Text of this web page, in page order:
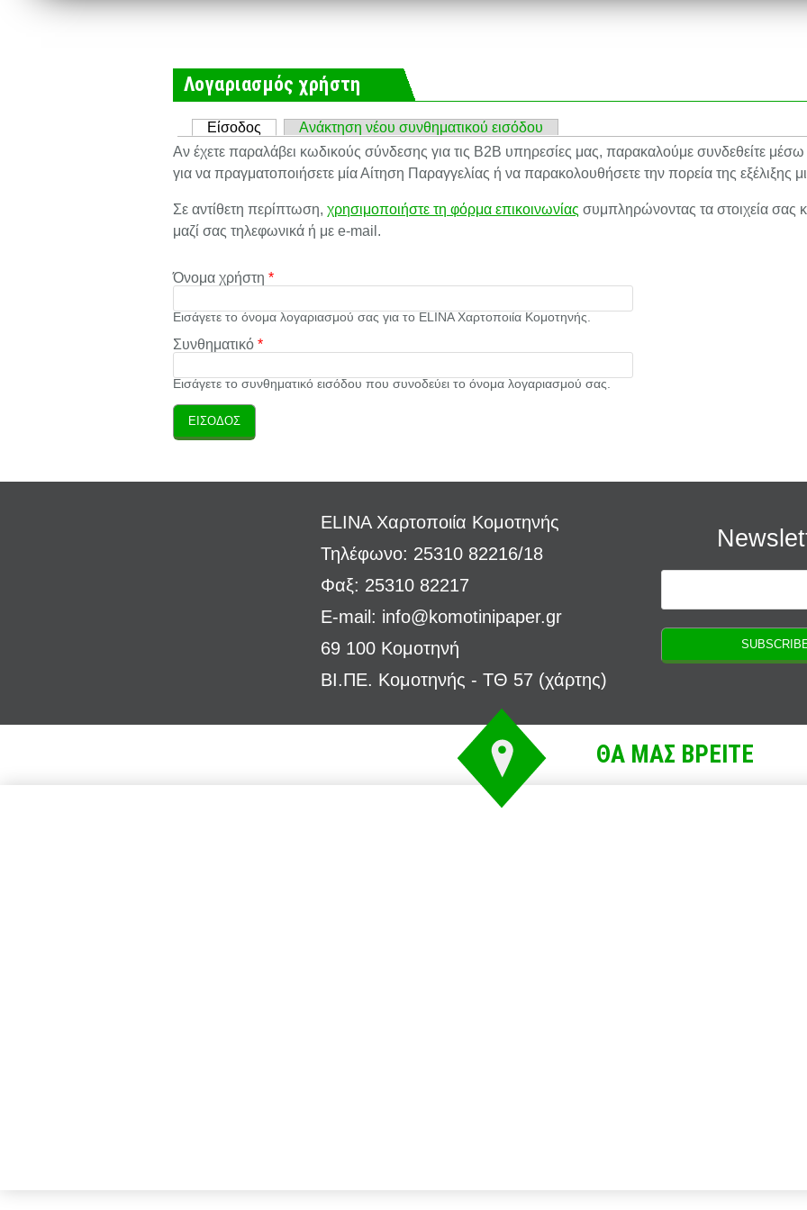
Λογαριασμός χρήστη
Πρωτεύουσες καρτέλες
Είσοδος (ενεργή καρτέλα)
Ανάκτηση νέου συνθηματικού εισόδου
Αν έχετε παραλάβει κωδικούς σύνδεσης για τις B2B υπηρεσίες μας, παρακαλούμε συνδεθείτε
για να πραγματοποιήσετε μία Αίτηση Παραγγελίας ή να παρακολουθήσετε την πορεία της εξέλιξης
Σε αντίθετη περίπτωση, χρησιμοποιήστε τη φόρμα επικοινωνίας συμπληρώνοντας τα στοιχεία σας
μαζί σας τηλεφωνικά ή με e-mail.
Όνομα χρήστη *
Εισάγετε το όνομα λογαριασμού σας για το ELINA Χαρτοποιία Κομοτηνής.
Συνθηματικό *
Εισάγετε το συνθηματικό εισόδου που συνοδεύει το όνομα λογαριασμού σας.
ELINA Χαρτοποιία Κομοτηνής
Τηλέφωνο: 25310 82216/18
Φαξ: 25310 82217
E-mail: info@komotinipaper.gr
69 100 Κομοτηνή
ΒΙ.ΠΕ. Κομοτηνής - ΤΘ 57 (χάρτης)
ΘΑ ΜΑΣ ΒΡΕΙΤΕ